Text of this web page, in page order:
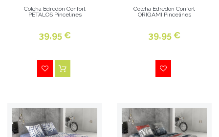
Colcha Edredón Confort
PÉTALOS Pincelines
39,95 €
Colcha Edredón Confort
ORIGAMI Pincelines
39,95 €